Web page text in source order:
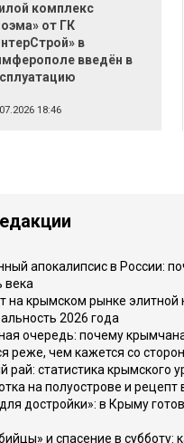
комплекс
от ГК
в
введён в
18:46
апокалипсис в России:
века
на крымском рынке
2026 года
очередь: почему
реже, чем кажется со
рай: статистика крымского
на полуострове и рецепт
достройки»: в Крыму
и спасение в субботу: